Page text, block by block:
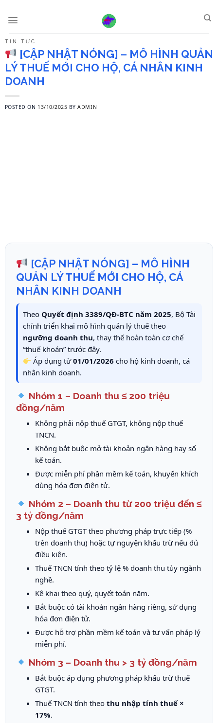
TIN TỨC
[CẬP NHẬT NÓNG] – MÔ HÌNH QUẢN
LÝ THUẾ MỚI CHO HỘ, CÁ NHÂN KINH
DOANH
POSTED ON 13/10/2025 BYADMIN
[CẬP NHẬT NÓNG] – MÔ HÌNH
QUẢN LÝ THUẾ MỚI CHO HỘ, CÁ
NHÂN KINH DOANH
Theo Quyết định 3389/QĐ-BTC năm 2025, Bộ Tài
chính triển khai mô hình quản lý thuế theo
ngưỡng doanh thu, thay thế hoàn toàn cơ chế
“thuế khoán” trước đây.
Áp dụng từ01/01/2026 cho hộ kinh doanh, cá
nhân kinh doanh.
Nhóm 1 – Doanh thu ≤ 200 triệu
đồng/năm
Không phải nộp thuế GTGT, không nộp thuế
TNCN.
Không bắt buộc mở tài khoản ngân hàng hay sổ
kế toán.
Được miễn phí phần mềm kế toán, khuyến khích
dùng hóa đơn điện tử.
Nhóm 2 – Doanh thu từ 200 triệu đến ≤
3 tỷ đồng/năm
Nộp thuế GTGT theo phương pháp trực tiếp (%
trên doanh thu) hoặc tự nguyện khấu trừ nếu đủ
điều kiện.
Thuế TNCN tính theo tỷ lệ % doanh thu tùy ngành
nghề.
Kê khai theo quý, quyết toán năm.
Bắt buộc có tài khoản ngân hàng riêng, sử dụng
hóa đơn điện tử.
Được hỗ trợ phần mềm kế toán và tư vấn pháp lý
miễn phí.
Nhóm 3 – Doanh thu > 3 tỷ đồng/năm
Bắt buộc áp dụng phương pháp khấu trừ thuế
GTGT.
Thuế TNCN tính theothu nhập tính thuế ×
17%.